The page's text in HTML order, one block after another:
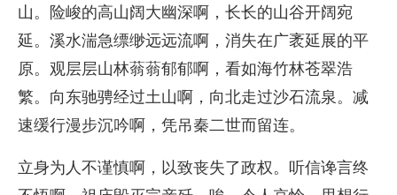
山。险峻的高山阔大幽深啊，长长的山谷开阔宛
延。溪水湍急缥缈远远流啊，消失在广袤延展的平
原。观层层山林蓊蓊郁郁啊，看如海竹林苍翠浩
繁。向东驰骋经过土山啊，向北走过沙石流泉。减
速缓行漫步沉吟啊，凭吊秦二世而留连。
立身为人不谨慎啊，以致丧失了政权。听信谗言终